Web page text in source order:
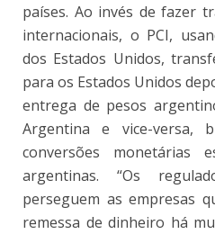
países. Ao invés de fazer
internacionais, o PCI,
dos Estados Unidos,
para os Estados Unidos
entrega de pesos
Argentina e vice-versa,
conversões monetárias
argentinas. “Os
perseguem as empresas
remessa de dinheiro há